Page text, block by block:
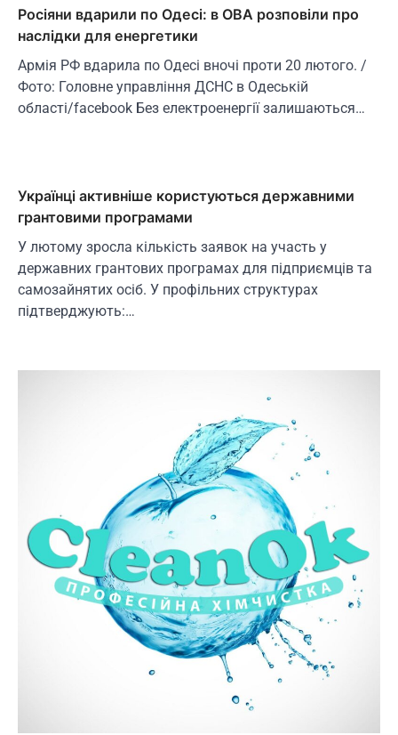
Росіяни вдарили по Одесі: в ОВА розповіли про
наслідки для енергетики
Армія РФ вдарила по Одесі вночі проти 20 лютого. /
Фото: Головне управління ДСНС в Одеській
області/facebook Без електроенергії залишаються…
Українці активніше користуються державними
грантовими програмами
У лютому зросла кількість заявок на участь у
державних грантових програмах для підприємців та
самозайнятих осіб. У профільних структурах
підтверджують:…